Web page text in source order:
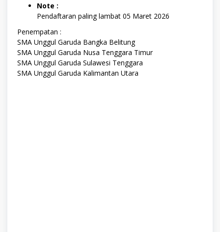
Note :
Pendaftaran paling lambat 05 Maret 2026
Penempatan :
SMA Unggul Garuda Bangka Belitung
SMA Unggul Garuda Nusa Tenggara Timur
SMA Unggul Garuda Sulawesi Tenggara
SMA Unggul Garuda Kalimantan Utara